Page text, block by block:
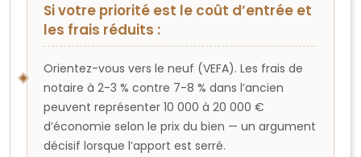
Si votre priorité est le coût d’entrée et
les frais réduits :
Orientez-vous vers le neuf (VEFA). Les frais de
notaire à 2-3 % contre 7-8 % dans l’ancien
peuvent représenter 10 000 à 20 000 €
d’économie selon le prix du bien — un argument
décisif lorsque l’apport est serré.